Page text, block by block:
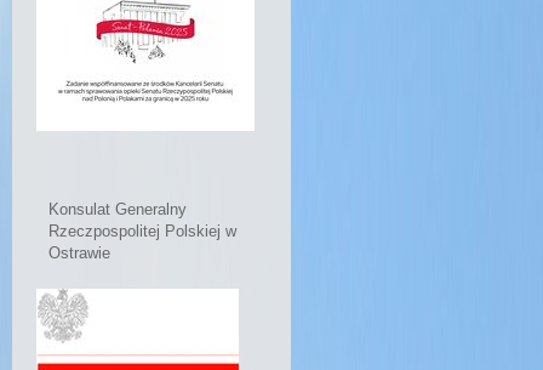
Konsulat Generalny
Rzeczpospolitej Polskiej w
Ostrawie